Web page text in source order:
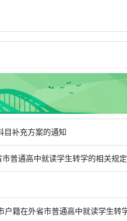
目补充方案的通知
普通高中就读学生转学的相关规定